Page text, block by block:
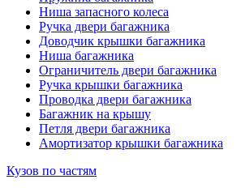
Ниша запасного колеса
Ручка двери багажника
Доводчик крышки багажника
Ниша багажника
Ограничитель двери багажника
Ручка крышки багажника
Проводка двери багажника
Багажник на крышу
Петля двери багажника
Амортизатор крышки багажника
Кузов по частям